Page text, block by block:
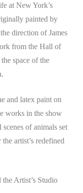
at New York’s
painted by
direction of James
from the Hall of
space of the
and latex paint on
works in the show
of animals set
artist’s redefined
Artist’s Studio